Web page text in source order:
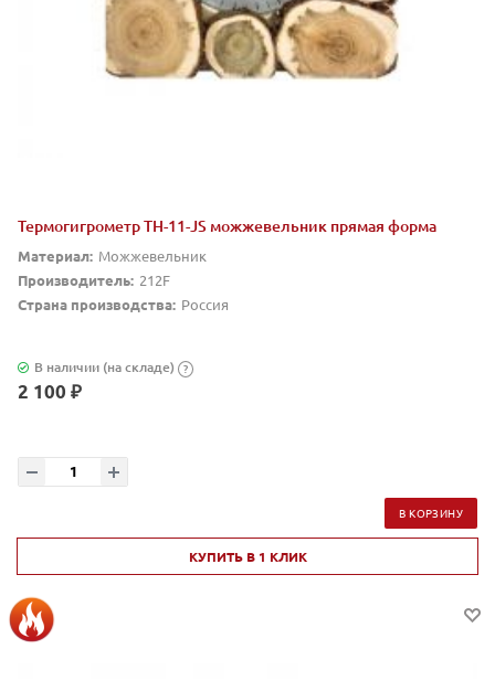
Термогигрометр ТН-11-JS можжевельник прямая форма
Материал: Можжевельник
Производитель: 212F
Страна производства: Россия
В наличии (на складе) ?
2 100 ₽
В КОРЗИНУ
КУПИТЬ В 1 КЛИК